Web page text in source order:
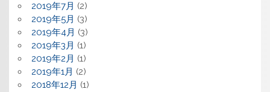
2019年7月 (2)
2019年5月 (3)
2019年4月 (3)
2019年3月 (1)
2019年2月 (1)
2019年1月 (2)
2018年12月 (1)